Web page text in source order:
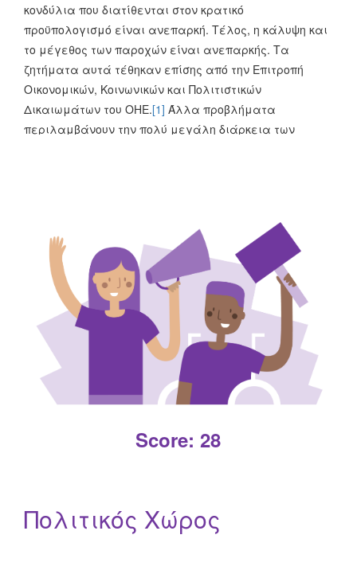
κονδύλια που διατίθενται στον κρατικό
προϋπολογισμό είναι ανεπαρκή. Τέλος, η κάλυψη και
το μέγεθος των παροχών είναι ανεπαρκής. Τα
ζητήματα αυτά τέθηκαν επίσης από την Επιτροπή
Οικονομικών, Κοινωνικών και Πολιτιστικών
Δικαιωμάτων του ΟΗΕ.[1] Άλλα προβλήματα
περιλαμβάνουν την πολύ μεγάλη διάρκεια των
ελάχιστο που ορίζει η σύμβαση 183 της ΔΟΕ. Ωστόσο,
δεν ελήφθησαν μέτρα για την τροποποίηση των
σχετικών νομοθεσία κατά την περίοδο αναφοράς για
να ληφθούν υπόψη αυτά τα προβλήματα. Η μία
αλλαγή στο Σερβικό Σύστημα Πρόνοιας
περιελάμβανε την εισαγωγή του Νόμου για τις
Κοινωνικές Κάρτες του 2022, ο οποίος είχε στόχο να
αυτοματοποιήσει τις αποφάσεις των Κέντρων
Κοινωνικής Πρόνοιας. Ωστόσο, αυτή η αλγοριθμική
λήψη αποφάσεων μπορεί να είναι εξαιρετικά
προκαταλήψεις και διακρίσεις και είναι εντελώς
Ρομά, αλλά και δεν συμμορφώνεται με τις αρχές
Score: 28
Πολιτικός Χώρος